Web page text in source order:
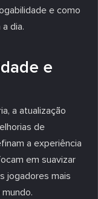
e como
dia.
e
a atualização
de
a experiência
em suavizar
jogadores mais